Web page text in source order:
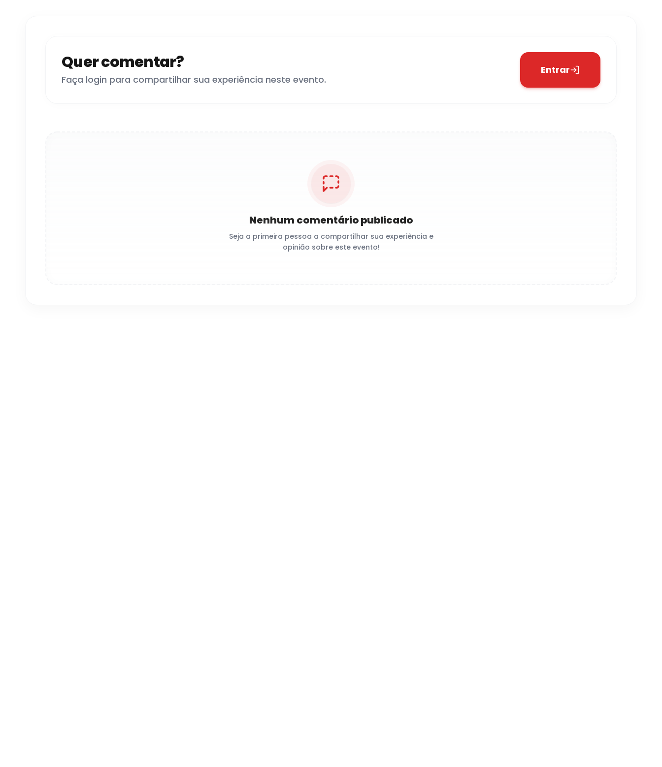
Quer comentar?
Faça login para compartilhar sua experiência neste evento.
Entrar
Nenhum comentário publicado
Seja a primeira pessoa a compartilhar sua experiência e
opinião sobre este evento!